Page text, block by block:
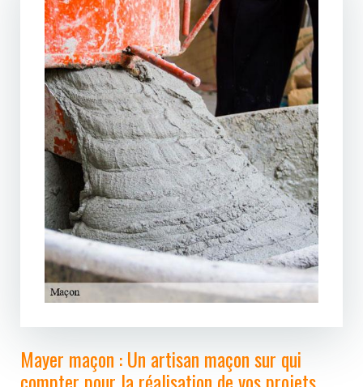
Mayer maçon : Un artisan maçon sur qui
compter pour la réalisation de vos projets